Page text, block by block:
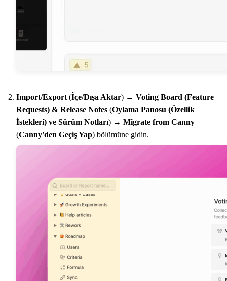
Import/Export (İçe/Dışa Aktar) → Voting Board (Feature
Requests) & Release Notes (Oylama Panosu (Özellik
İstekleri) ve Sürüm Notları) → Migrate from Canny
(Canny'den Geçiş Yap) bölümüne gidin.